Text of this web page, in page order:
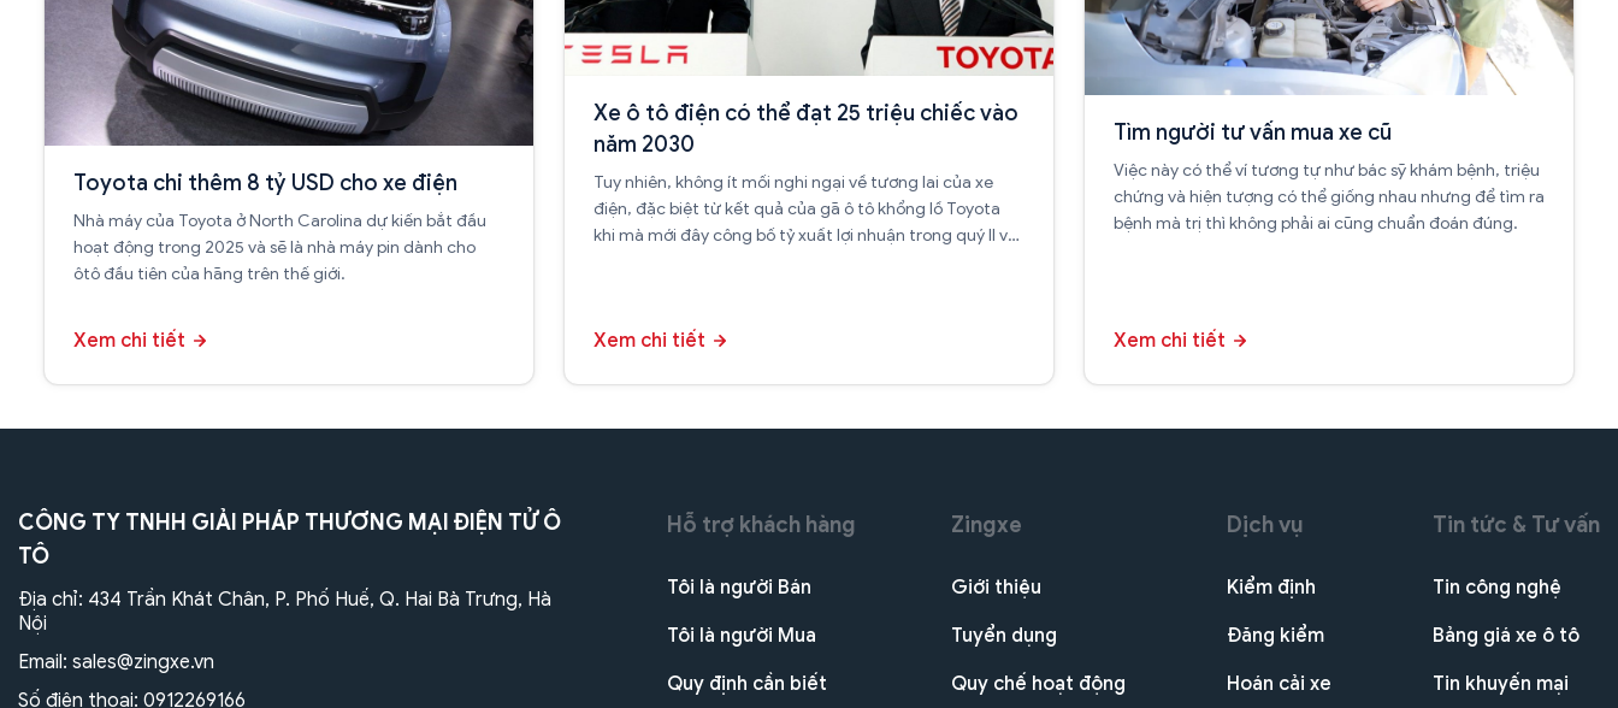
Toyota chi thêm 8 tỷ USD cho xe điện
Nhà máy của Toyota ở North Carolina dự kiến bắt đầu
hoạt động trong 2025 và sẽ là nhà máy pin dành cho
ôtô đầu tiên của hãng trên thế giới.
Xem chi tiết
Xe ô tô điện có thể đạt 25 triệu chiếc vào
năm 2030
Tuy nhiên, không ít mối nghi ngại về tương lai của xe
điện, đặc biệt từ kết quả của gã ô tô khổng lồ Toyota
khi mà mới đây công bố tỷ xuất lợi nhuận trong quý II và
Xem chi tiết
Tìm người tư vấn mua xe cũ
Việc này có thể ví tương tự như bác sỹ khám bệnh, triệu
chứng và hiện tượng có thể giống nhau nhưng để tìm ra
bệnh mà trị thì không phải ai cũng chuẩn đoán đúng.
Xem chi tiết
CÔNG TY TNHH GIẢI PHÁP THƯƠNG MẠI ĐIỆN TỬ Ô
TÔ
Địa chỉ: 434 Trần Khát Chân, P. Phố Huế, Q. Hai Bà Trưng, Hà
Nội
Email: sales@zingxe.vn
Số điện thoại: 0912269166
Hỗ trợ khách hàng
Tôi là người Bán
Tôi là người Mua
Quy định cần biết
Zingxe
Giới thiệu
Tuyển dụng
Quy chế hoạt động
Dịch vụ
Kiểm định
Đăng kiểm
Hoán cải xe
Tin tức & Tư vấn
Tin công nghệ
Bảng giá xe ô tô
Tin khuyến mại